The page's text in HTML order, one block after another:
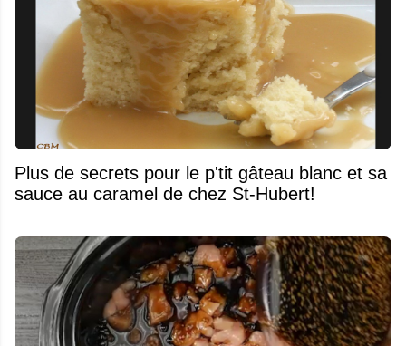
Plus de secrets pour le p'tit gâteau blanc et sa
sauce au caramel de chez St-Hubert!